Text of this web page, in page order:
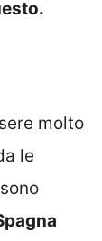
molto
le